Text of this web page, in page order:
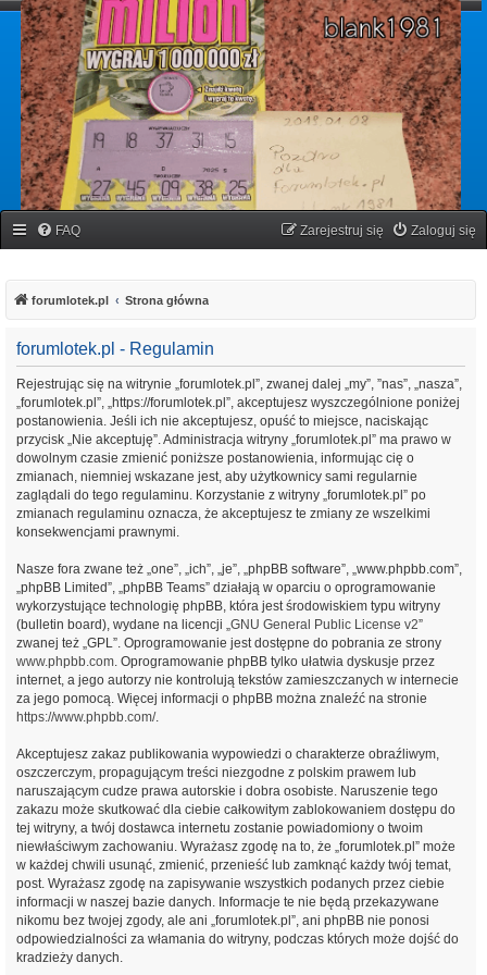
forumlotek.pl
Forum gier liczbowych
FAQ Zaloguj się
Zarejestruj się
forumlotek.pl Strona główna
forumlotek.pl - Regulamin
Rejestrując się na witrynie „forumlotek.pl”, zwanej dalej „my”, ”nas”, „nasza”,
„forumlotek.pl”, „https://forumlotek.pl”, akceptujesz wyszczególnione poniżej
postanowienia. Jeśli ich nie akceptujesz, opuść to miejsce, naciskając
przycisk „Nie akceptuję”. Administracja witryny „forumlotek.pl” ma prawo w
dowolnym czasie zmienić poniższe postanowienia, informując cię o
zmianach, niemniej wskazane jest, aby użytkownicy sami regularnie
zaglądali do tego regulaminu. Korzystanie z witryny „forumlotek.pl” po
zmianach regulaminu oznacza, że akceptujesz te zmiany ze wszelkimi
konsekwencjami prawnymi.
Nasze fora zwane też „one”, „ich”, „je”, „phpBB software”, „www.phpbb.com”,
„phpBB Limited”, „phpBB Teams” działają w oparciu o oprogramowanie
wykorzystujące technologię phpBB, która jest środowiskiem typu witryny
(bulletin board), wydane na licencji „GNU General Public License v2”
zwanej też „GPL”. Oprogramowanie jest dostępne do pobrania ze strony
www.phpbb.com. Oprogramowanie phpBB tylko ułatwia dyskusje przez
internet, a jego autorzy nie kontrolują tekstów zamieszczanych w internecie
za jego pomocą. Więcej informacji o phpBB można znaleźć na stronie
https://www.phpbb.com/.
Akceptujesz zakaz publikowania wypowiedzi o charakterze obraźliwym,
oszczerczym, propagującym treści niezgodne z polskim prawem lub
naruszającym cudze prawa autorskie i dobra osobiste. Naruszenie tego
zakazu może skutkować dla ciebie całkowitym zablokowaniem dostępu do
tej witryny, a twój dostawca internetu zostanie powiadomiony o twoim
niewłaściwym zachowaniu. Wyrażasz zgodę na to, że „forumlotek.pl” może
w każdej chwili usunąć, zmienić, przenieść lub zamknąć każdy twój temat,
post. Wyrażasz zgodę na zapisywanie wszystkich podanych przez ciebie
informacji w naszej bazie danych. Informacje te nie będą przekazywane
nikomu bez twojej zgody, ale ani „forumlotek.pl”, ani phpBB nie ponosi
odpowiedzialności za włamania do witryny, podczas których może dojść do
kradzieży danych.